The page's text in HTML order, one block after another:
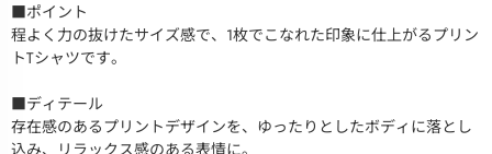
■ポイント
程よく力の抜けたサイズ感で、1枚でこなれた印象に仕上がるプリン
トTシャツです。
■ディテール
存在感のあるプリントデザインを、ゆったりとしたボディに落とし